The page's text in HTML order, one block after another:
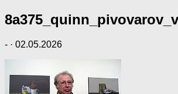
- · 02.05.2026